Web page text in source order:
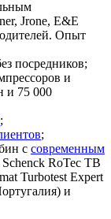
Jrone, E&E
Опыт
посредников;
и
и 75 000
;
;
с современным
RoTec TB
Turbotest Expert
и